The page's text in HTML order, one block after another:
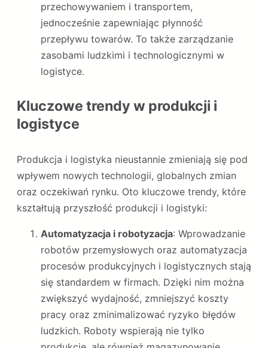
przechowywaniem i transportem,
jednocześnie zapewniając płynność
przepływu towarów. To także zarządzanie
zasobami ludzkimi i technologicznymi w
logistyce.
Kluczowe trendy w produkcji i
logistyce
Produkcja i logistyka nieustannie zmieniają się pod
wpływem nowych technologii, globalnych zmian
oraz oczekiwań rynku. Oto kluczowe trendy, które
kształtują przyszłość produkcji i logistyki:
Automatyzacja i robotyzacja: Wprowadzanie
robotów przemysłowych oraz automatyzacja
procesów produkcyjnych i logistycznych stają
się standardem w firmach. Dzięki nim można
zwiększyć wydajność, zmniejszyć koszty
pracy oraz zminimalizować ryzyko błędów
ludzkich. Roboty wspierają nie tylko